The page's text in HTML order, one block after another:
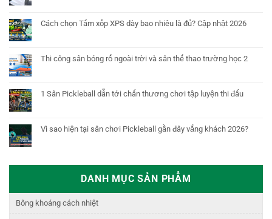
Cách chọn Tấm xốp XPS dày bao nhiêu là đủ? Cập nhật 2026
Thi công sân bóng rổ ngoài trời và sân thể thao trường học 2
1 Sân Pickleball dẫn tới chấn thương chơi tập luyện thi đấu
Vì sao hiện tại sân chơi Pickleball gần đây vắng khách 2026?
DANH MỤC SẢN PHẨM
Bông khoáng cách nhiệt